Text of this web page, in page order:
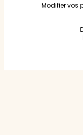
Modifier vos